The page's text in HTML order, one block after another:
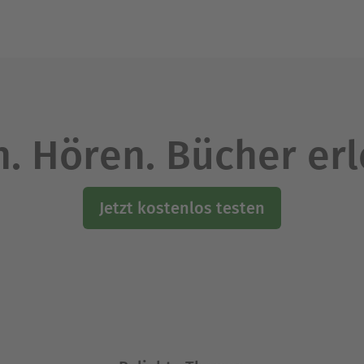
Hören. Bücher
Jetzt kostenlos testen